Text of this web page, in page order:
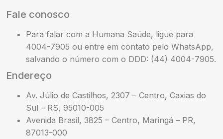
Fale conosco
Para falar com a Humana Saúde, ligue para
4004-7905 ou entre em contato pelo WhatsApp,
salvando o número com o DDD: (44) 4004-7905.
Endereço
Av. Júlio de Castilhos, 2307 – Centro, Caxias do
Sul – RS, 95010-005
Avenida Brasil, 3825 – Centro, Maringá – PR,
87013-000